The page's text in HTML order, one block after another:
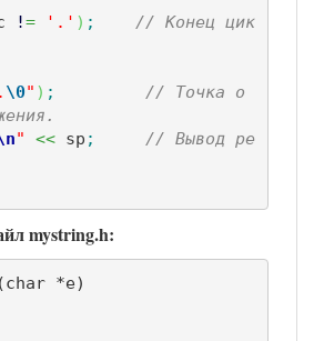
!= '.' ) ;
// Конец цик
\0" ) ;
// Точка o
" << sp ;
// Вывод ре
mystring.h:
*e)